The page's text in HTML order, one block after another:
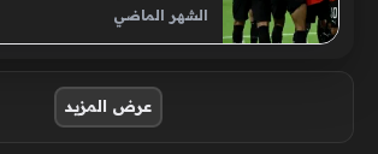
الشهر الماضي
عرض المزيد